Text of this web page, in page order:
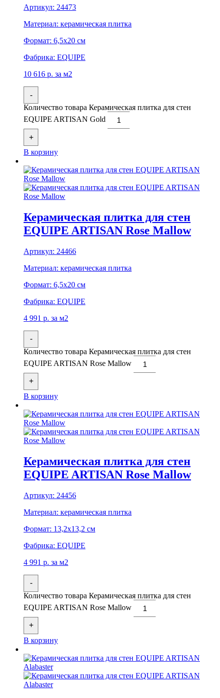
Артикул: 24473
Материал: керамическая плитка
Формат: 6,5x20 см
Фабрика: EQUIPE
10 616 р. за м2
-
Количество товара Керамическая плитка для стен
EQUIPE ARTISAN Gold
+
В корзину
Керамическая плитка для стен
EQUIPE ARTISAN Rose Mallow
Артикул: 24466
Материал: керамическая плитка
Формат: 6,5x20 см
Фабрика: EQUIPE
4 991 р. за м2
-
Количество товара Керамическая плитка для стен
EQUIPE ARTISAN Rose Mallow
+
В корзину
Керамическая плитка для стен
EQUIPE ARTISAN Rose Mallow
Артикул: 24456
Материал: керамическая плитка
Формат: 13,2x13,2 см
Фабрика: EQUIPE
4 991 р. за м2
-
Количество товара Керамическая плитка для стен
EQUIPE ARTISAN Rose Mallow
+
В корзину